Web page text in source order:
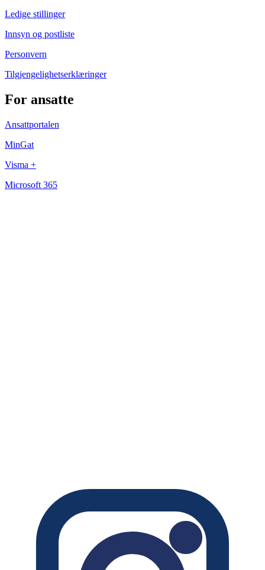
Ledige stillinger
Innsyn og postliste
Personvern
Tilgjengelighetserklæringer
For ansatte
Ansattportalen
MinGat
Visma +
Microsoft 365